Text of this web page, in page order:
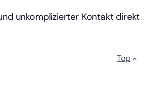
unkomplizierter Kontakt direkt
Top